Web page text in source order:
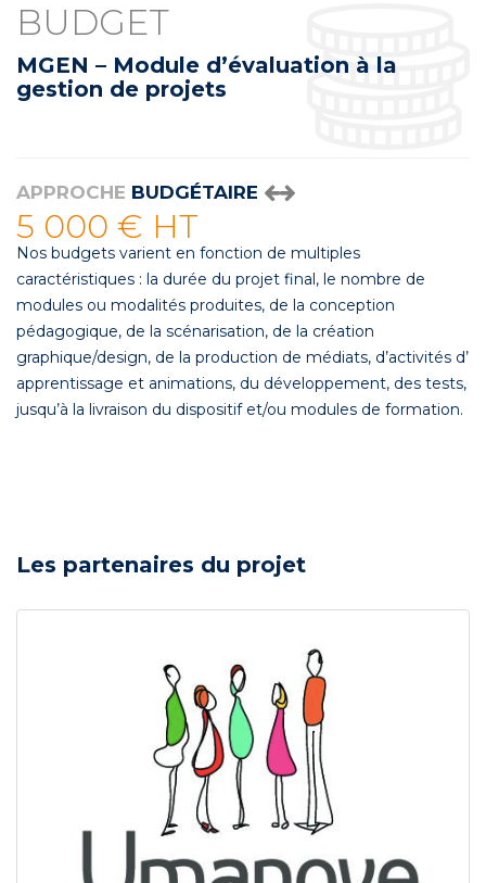
BUDGET
MGEN – Module d’évaluation à la
gestion de projets
APPROCHE BUDGÉTAIRE
5 000 € HT
Nos budgets varient en fonction de multiples
caractéristiques : la durée du projet final, le nombre de
modules ou modalités produites, de la conception
pédagogique, de la scénarisation, de la création
graphique/design, de la production de médiats, d’activités d’
apprentissage et animations, du développement, des tests,
jusqu’à la livraison du dispositif et/ou modules de formation.
Les partenaires du projet